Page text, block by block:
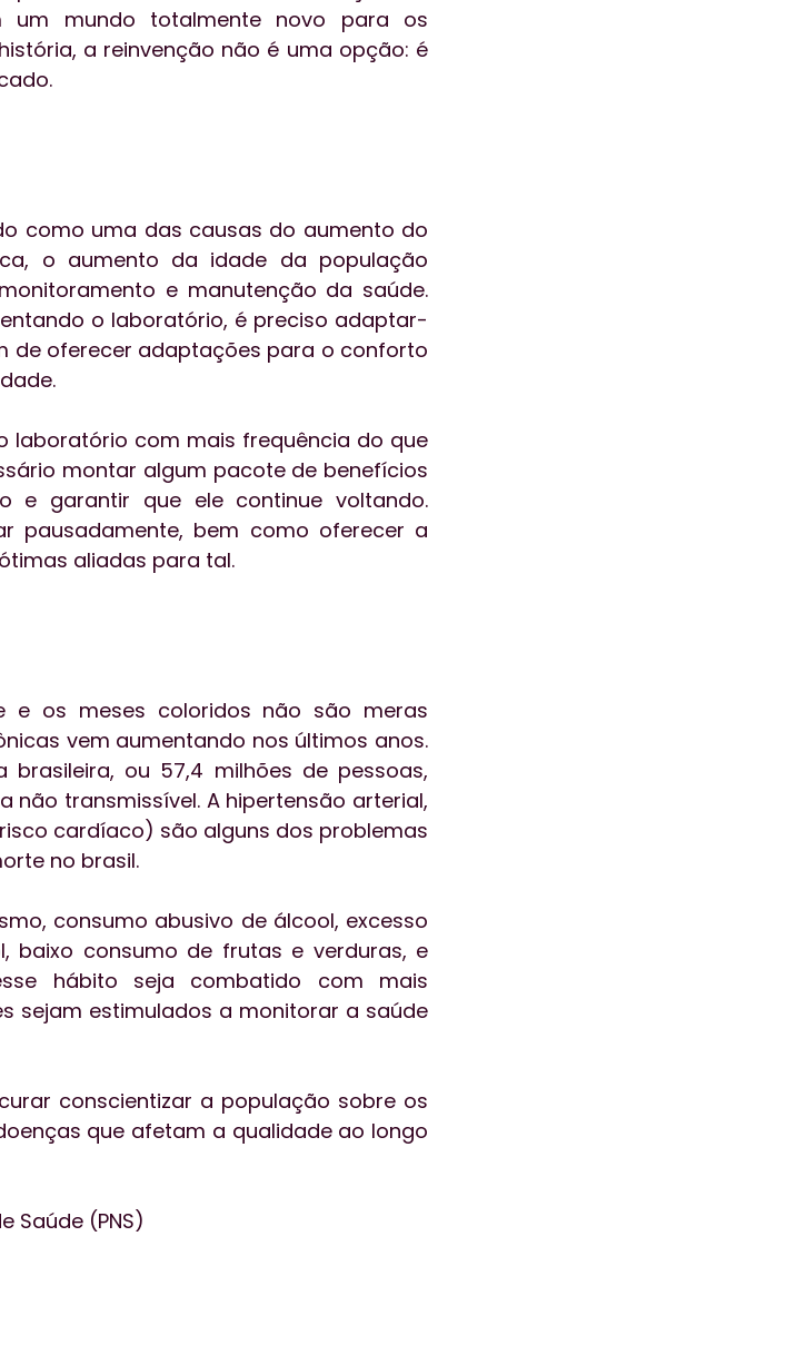
um mundo totalmente novo para os
a reinvenção não é uma opção: é
como uma das causas do aumento do
o aumento da idade da população
e manutenção da saúde.
o laboratório, é preciso adaptar-
de oferecer adaptações para o conforto
laboratório com mais frequência do que
montar algum pacote de benefícios
e garantir que ele continue voltando.
pausadamente, bem como oferecer a
aliadas para tal.
e os meses coloridos não são meras
vem aumentando nos últimos anos.
ou 57,4 milhões de pessoas,
não transmissível. A hipertensão arterial,
cardíaco) são alguns dos problemas
no brasil.
consumo abusivo de álcool, excesso
baixo consumo de frutas e verduras, e
hábito seja combatido com mais
sejam estimulados a monitorar a saúde
conscientizar a população sobre os
que afetam a qualidade ao longo
Saúde (PNS)